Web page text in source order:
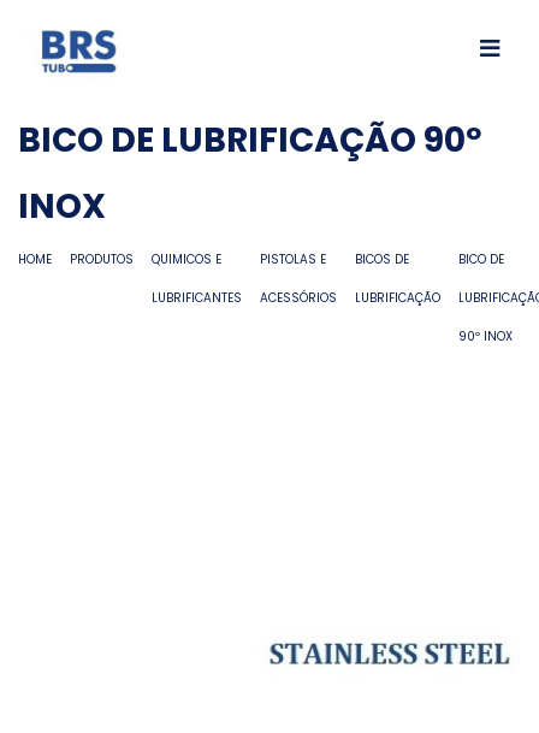
BICO DE LUBRIFICAÇÃO 90º
INOX
HOME PRODUTOS QUIMICOS E
LUBRIFICANTES
PISTOLAS E
ACESSÓRIOS
BICOS DE
LUBRIFICAÇÃO
BICO DE
90º INOX